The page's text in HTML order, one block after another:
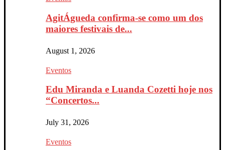
AgitÁgueda confirma-se como um dos
maiores festivais de...
August 1, 2026
Eventos
Edu Miranda e Luanda Cozetti hoje nos
“Concertos...
July 31, 2026
Eventos